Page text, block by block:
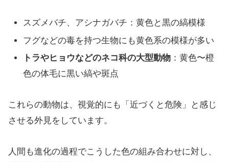
スズメバチ、アシナガバチ：黄色と黒の縞模様
フグなどの毒を持つ生物にも黄色系の模様が多い
トラやヒョウなどのネコ科の大型動物 ：黄色〜橙
色の体毛に黒い縞や斑点
これらの動物は、視覚的にも「近づくと危険」と感じ
させる外見をしています。
人間も進化の過程でこうした色の組み合わせに対し、